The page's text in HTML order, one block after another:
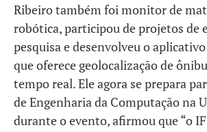
Ribeiro também foi monitor de
robótica, participou de projetos de
pesquisa e desenvolveu o
que oferece geolocalização de
tempo real. Ele agora se prepara
de Engenharia da Computação na
durante o evento, afirmou que “o